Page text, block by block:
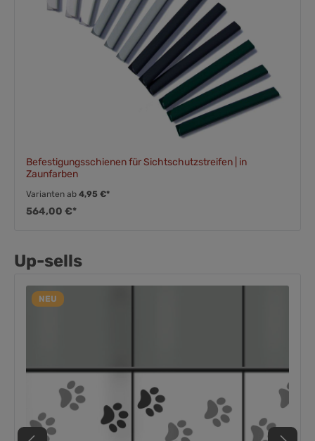
Befestigungsschienen für Sichtschutzstreifen | in
Zaunfarben
Varianten ab 4,95 €*
564,00 €*
Up-sells
NEU